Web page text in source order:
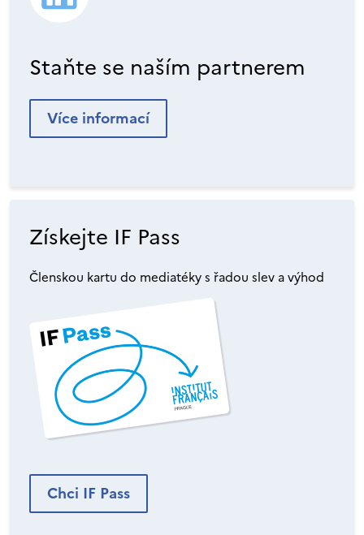
Staňte se naším partnerem
Více informací
Získejte IF Pass
Členskou kartu do mediatéky s řadou slev a výhod
Chci IF Pass